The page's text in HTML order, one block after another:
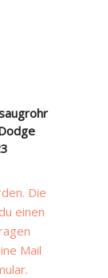
Die
einen
Mail